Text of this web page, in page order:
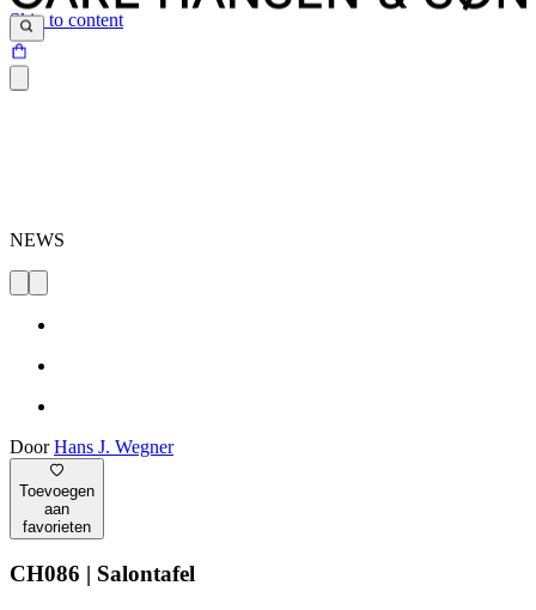
Skip to content
NEWS
DoorHans J. Wegner
Toevoegen
aan
favorieten
CH086 | Salontafel